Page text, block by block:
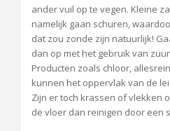
ander vuil op te vegen. Kleine
namelijk gaan schuren,
dat zou zonde zijn natuurlijk!
dan op met het gebruik van
Producten zoals chloor,
kunnen het oppervlak van de
Zijn er toch krassen of vlekken
de vloer dan reinigen door een